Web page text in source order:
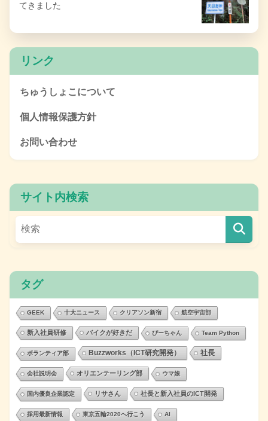
てきました
リンク
ちゅうしょこについて
個人情報保護方針
お問い合わせ
サイト内検索
タグ
GEEK 十大ニュース クリアソン新宿 航空宇宙部
新入社員研修 バイクが好きだ ぴーちゃん Team Python
ボランティア部 Buzzworks（ICT研究開発） 社長
会社説明会 オリエンテーリング部 ウマ娘
国内優良企業認定 リサさん 社長と新入社員のICT開発
採用最新情報 東京五輪2020へ行こう AI